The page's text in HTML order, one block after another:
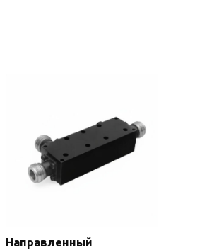
Направленный